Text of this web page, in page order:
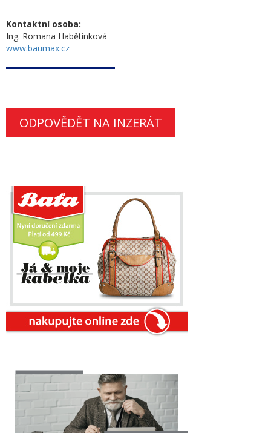
Kontaktní osoba:
Ing. Romana Habětínková
www.baumax.cz
ODPOVĚDĚT NA INZERÁT